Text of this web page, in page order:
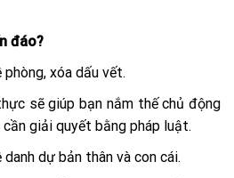
đáo?
phòng, xóa dấu vết.
sẽ giúp bạn nắm thế chủ động
giải quyết bằng pháp luật.
dự bản thân và con cái.